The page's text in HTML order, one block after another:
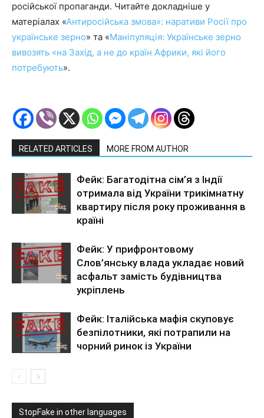
російської пропаганди. Читайте докладніше у
матеріалах «Антиросійська змова»: наративи Росії про
українське зерно» та «Маніпуляція: Українське зерно
вивозять «на Захід, а не до країн Африки, які його
потребують».
RELATED ARTICLES MORE FROM AUTHOR
Фейк: Багатодітна сім’я з Індії
отримала від України трикімнатну
квартиру після року проживання в
країні
Фейк: У прифронтовому
Слов’янську влада укладає новий
асфальт замість будівництва
укріплень
Фейк: Італійська мафія скуповує
безпілотники, які потрапили на
чорний ринок із України
StopFake in other languages